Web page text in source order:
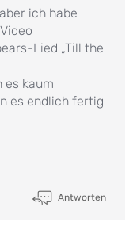
ich habe
Lied „Till the
es kaum
es endlich fertig
Antworten